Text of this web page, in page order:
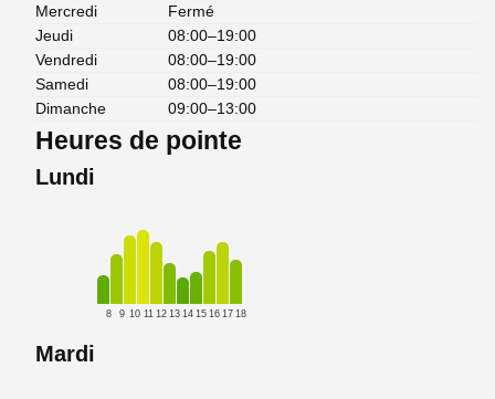
Mercredi
Fermé
Jeudi
08:00–19:00
Vendredi
08:00–19:00
Samedi
08:00–19:00
Dimanche
09:00–13:00
Heures de pointe
Lundi
8 9 10 11 12 13 14 15 16 17 18
Mardi